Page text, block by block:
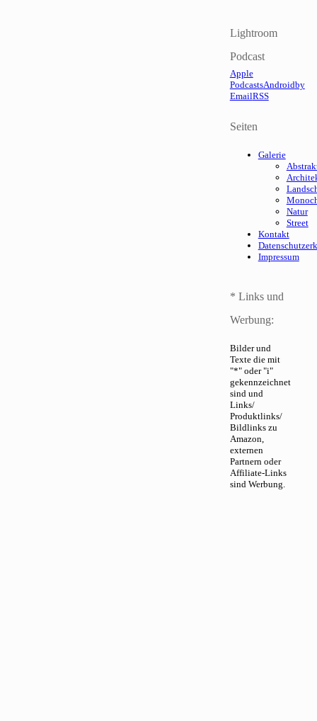
Lightroom
Podcast
Apple
PodcastsAndroidby
EmailRSS
Seiten
Galerie
Natur
Street
Kontakt
Impressum
* Links und
Werbung:
Bilder und
Texte die mit
"*" oder "i"
gekennzeichnet
sind und
Links/
Produktlinks/
Bildlinks zu
Amazon,
externen
Partnern oder
Affiliate-Links
sind Werbung.